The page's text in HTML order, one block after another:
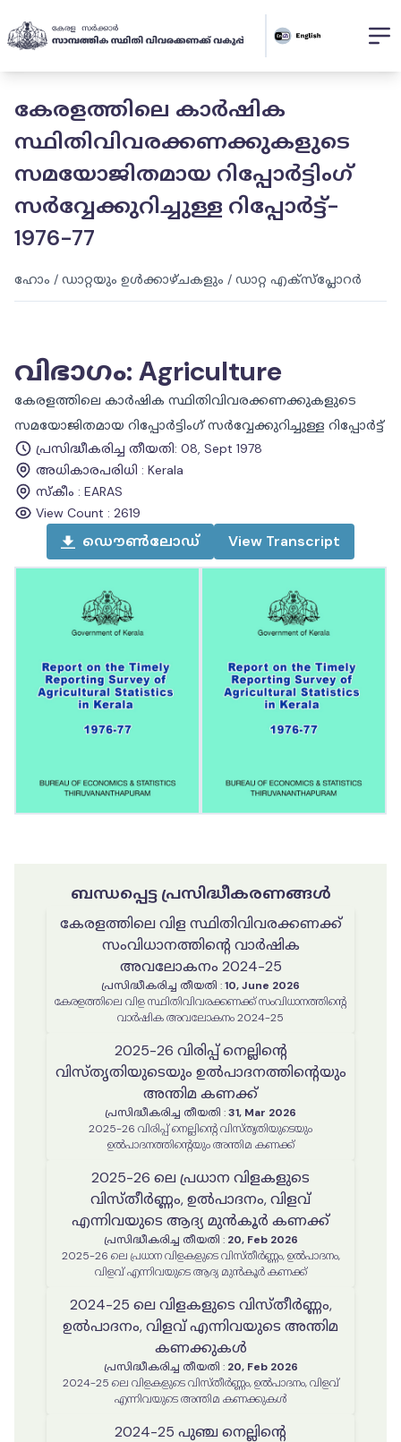
കേരളത്തിലെ കാർഷിക
സ്ഥിതിവിവരക്കണക്കുകളുടെ
സമയോജിതമായ റിപ്പോർട്ടിംഗ്
സർവ്വേക്കുറിച്ചുള്ള റിപ്പോർട്ട്-
1976-77
ഹോം / ഡാറ്റയും ഉൾക്കാഴ്ചകളും / ഡാറ്റ എക്സ്പ്ലോറർ
വിഭാഗം: Agriculture
കേരളത്തിലെ കാർഷിക സ്ഥിതിവിവരക്കണക്കുകളുടെ
സമയോജിതമായ റിപ്പോർട്ടിംഗ് സർവ്വേക്കുറിച്ചുള്ള റിപ്പോർട്ട്
പ്രസിദ്ധീകരിച്ച തീയതി: 08, Sept 1978
അധികാരപരിധി : Kerala
സ്കീം : EARAS
View Count : 2619
ഡൌൺലോഡ് View Transcript
ബന്ധപ്പെട്ട പ്രസിദ്ധീകരണങ്ങൾ
കേരളത്തിലെ വിള സ്ഥിതിവിവരക്കണക്ക്
സംവിധാനത്തിൻ്റെ വാർഷിക
അവലോകനം 2024-25
പ്രസിദ്ധീകരിച്ച തീയതി :10, June 2026
കേരളത്തിലെ വിള സ്ഥിതിവിവരക്കണക്ക് സംവിധാനത്തിൻ്റെ
വാർഷിക അവലോകനം 2024-25
2025-26 വിരിപ്പ് നെല്ലിന്റെ
വിസ്തൃതിയുടെയും ഉൽപാദനത്തിന്റെയും
അന്തിമ കണക്ക്
പ്രസിദ്ധീകരിച്ച തീയതി :31, Mar 2026
2025-26 വിരിപ്പ് നെല്ലിന്റെ വിസ്തൃതിയുടെയും
ഉൽപാദനത്തിന്റെയും അന്തിമ കണക്ക്
2025-26 ലെ പ്രധാന വിളകളുടെ
വിസ്തീർണ്ണം, ഉൽപാദനം, വിളവ്
എന്നിവയുടെ ആദ്യ മുൻകൂർ കണക്ക്
പ്രസിദ്ധീകരിച്ച തീയതി : 20, Feb 2026
2025-26 ലെ പ്രധാന വിളകളുടെ വിസ്തീർണ്ണം, ഉൽപാദനം,
വിളവ് എന്നിവയുടെ ആദ്യ മുൻകൂർ കണക്ക്
2024-25 ലെ വിളകളുടെ വിസ്തീർണ്ണം,
ഉൽപാദനം, വിളവ് എന്നിവയുടെ അന്തിമ
കണക്കുകൾ
പ്രസിദ്ധീകരിച്ച തീയതി : 20, Feb 2026
2024-25 ലെ വിളകളുടെ വിസ്തീർണ്ണം, ഉൽപാദനം, വിളവ്
എന്നിവയുടെ അന്തിമ കണക്കുകൾ
2024-25 പുഞ്ച നെല്ലിന്റെ